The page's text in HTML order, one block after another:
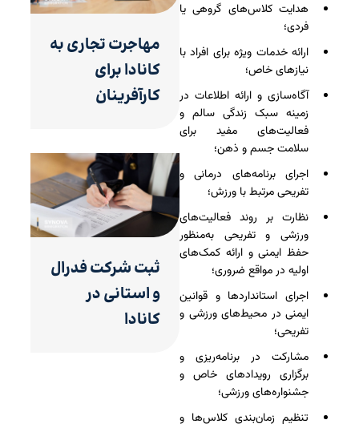
هدایت کلاس‌های گروهی یا
فردی؛
ارائه خدمات ویژه برای افراد با
نیازهای خاص؛
آگاه‌سازی و ارائه اطلاعات در
زمینه سبک زندگی سالم و
فعالیت‌های مفید برای
سلامت جسم و ذهن؛
اجرای برنامه‌های درمانی و
تفریحی مرتبط با ورزش؛
نظارت بر روند فعالیت‌های
ورزشی و تفریحی به‌منظور
حفظ ایمنی و ارائه کمک‌های
اولیه در مواقع ضروری؛
اجرای استانداردها و قوانین
ایمنی در محیط‌های ورزشی و
تفریحی؛
مشارکت در برنامه‌ریزی و
برگزاری رویدادهای خاص و
جشنواره‌های ورزشی؛
تنظیم زمان‌بندی کلاس‌ها و
مهاجرت تجاری به
کانادا برای
کارآفرینان
ثبت شرکت فدرال
و استانی در
کانادا